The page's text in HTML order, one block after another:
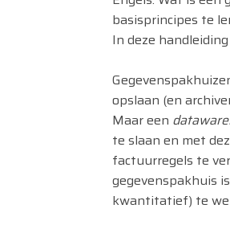
basisprincipes te
In deze
opslaan (en
Maar een
te slaan en met
factuurregels te
gegevenspakhuis
kwantitatief) te